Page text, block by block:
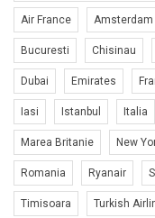
Air France Amsterdam
Bucuresti Chisinau
Dubai Emirates
Iasi Istanbul Italia
Marea Britanie New
Romania Ryanair
Timisoara Turkish